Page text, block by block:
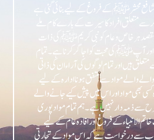
محشر ﷺ کے فروغ کے لیے بنائی گئی ہے
سے متعلق افراد کا سیرت کے بارے کام ملے
ہر خاص و عام کو نبی کریمﷺ کی ذات
اور آپﷺ کی محبت کو اجاگر کرنا ہے۔ تمام
ہیں اور تمام لوگوں کی آراء ان کی ذاتی
والے مواد سے متفق ہونا ادارہ کے لیے
بھی مواد اور اس میں پیش کیے جانے والے
سے ذمہ دار نہیں ہے۔ ہم تمام مواد پوری
الانبیاء کے فروغ اور افادہ عام کے لیے
سے درخواست ہے کہ اس مواد کے تجارتی